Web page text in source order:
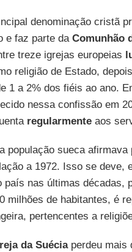
denominação cristã
e faz parte da Comunhão
treze igrejas europeias
religião de Estado,
1 a 2% dos fiéis ao ano.
nessa confissão em
regularmenteaos
população sueca
a 1972. Isso se deve,
nas últimas décadas,
milhões de habitantes, é
pertencentes a
da Suéciaperdeu mais